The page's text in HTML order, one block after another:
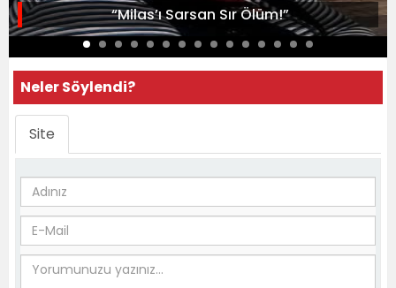
“Milas’ı Sarsan Sır Ölüm!”
Neler Söylendi?
Site